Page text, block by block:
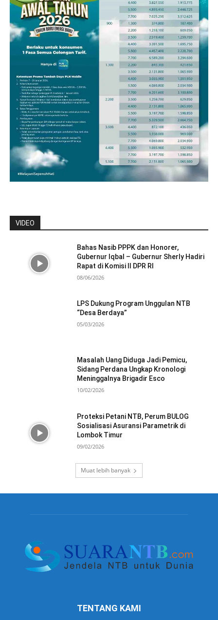
VIDEO
Bahas Nasib PPPK dan Honorer,
Gubernur Iqbal – Gubernur Sherly Hadiri
Rapat di Komisi II DPR RI
08/06/2026
LPS Dukung Program Unggulan NTB
“Desa Berdaya”
05/03/2026
Masalah Uang Diduga Jadi Pemicu,
Sidang Perdana Ungkap Kronologi
Meninggalnya Brigadir Esco
10/02/2026
Proteksi Petani NTB, Perum BULOG
Sosialisasi Asuransi Parametrik di
Lombok Timur
09/02/2026
Muat lebih banyak
TENTANG KAMI